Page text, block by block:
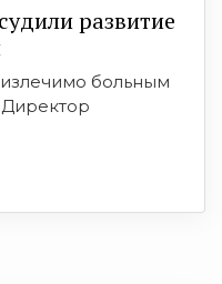
развитие
больным